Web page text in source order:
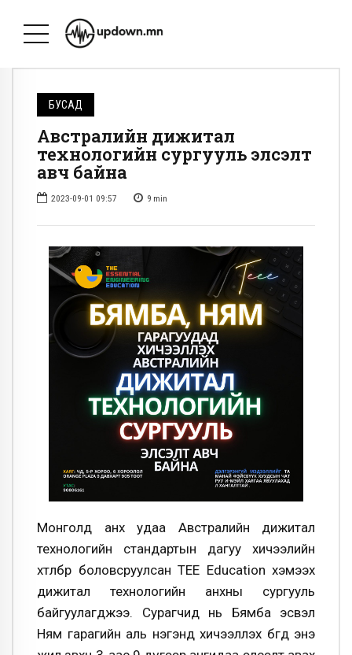
БУСАД
Австралийн дижитал
технологийн сургууль элсэлт
авч байна
2023-09-01 09:57 9 min
Монголд анх удаа Австралийн дижитал
технологийн стандартын дагуу хичээлийн
хөтөлбөрөө боловсруулсан TEE Education хэмээх
дижитал технологийн анхны сургууль
байгуулагджээ. Сурагчид нь Бямба эсвэл
Ням гарагийн аль нэгэнд хичээллэх бөгөөд энэ